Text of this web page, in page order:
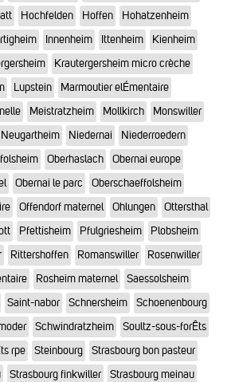
Hochfelden Hoffen
Hohatzenheim
Innenheim Ittenheim
Kienheim
Krautergersheim micro crèche
Lupstein
Marmoutier elÉmentaire
Meistratzheim Mollkirch
Monswiller
Neugartheim Niedernai
Niederroedern
Oberhaslach
Obernai europe
Obernai le parc
Oberschaeffolsheim
Offendorf maternel Ohlungen
Ottersthal
Pfettisheim Pfulgriesheim
Plobsheim
Rittershoffen Romanswiller
Rosenwiller
Rosheim maternel
Saessolsheim
Saint-nabor Schnersheim
Schoenenbourg
Schwindratzheim
Soultz-sous-forÊts
rpe
Steinbourg
Strasbourg bon pasteur
Strasbourg finkwiller
Strasbourg meinau